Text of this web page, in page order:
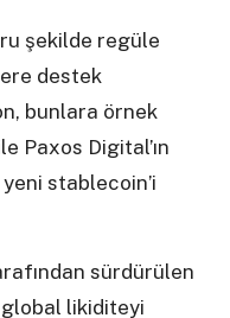
şekilde regüle
destek
bunlara örnek
Paxos Digital’ın
yeni stablecoin’i
sürdürülen
global likiditeyi